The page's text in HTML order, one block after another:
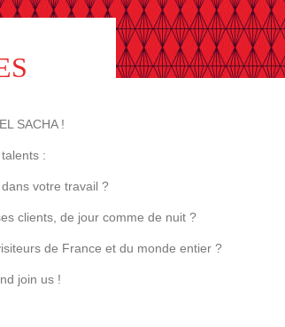
SACHA !
:
votre travail ?
clients, de jour comme de nuit ?
de France et du monde entier ?
join us !